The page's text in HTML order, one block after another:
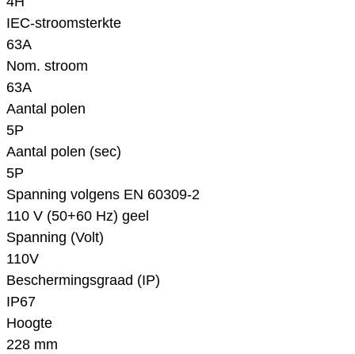
IEC-stroomsterkte
63A
Nom. stroom
63A
Aantal polen
5P
Aantal polen (sec)
5P
Spanning volgens EN 60309-2
110 V (50+60 Hz) geel
Spanning (Volt)
110V
Beschermingsgraad (IP)
IP67
Hoogte
228 mm